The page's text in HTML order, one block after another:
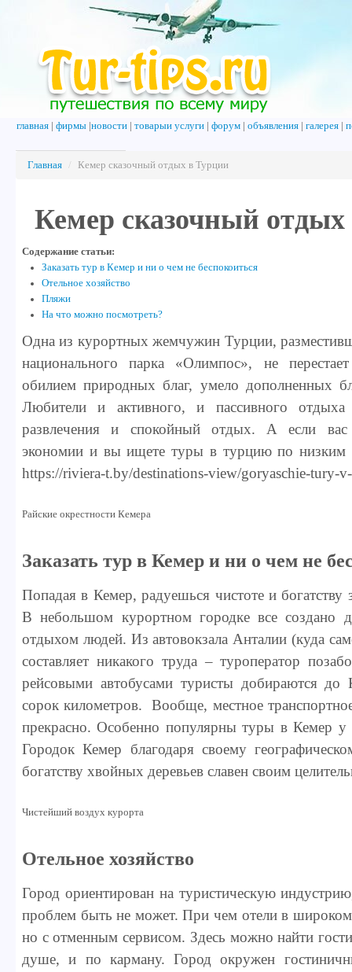
главная фирмы новости товарыи услуги форум объявления галерея
Главная / Кемер сказочный отдых в Турции
Кемер сказочный
Содержание статьи:
Заказать тур в Кемер и ни о чем не беспокоиться
Отельное хозяйство
Пляжи
На что можно посмотреть?
Одна из курортных жемчужин Турции,
национального парка «Олимпос», не
обилием природных благ, умело дополненных
Любители и активного, и пассивного отдыха
развлечения и спокойный отдых. А если вас
экономии и вы ищете туры в турцию по низким
https://riviera-t.by/destinations-view/goryaschie-tury-
Райские окрестности Кемера
Заказать тур в Кемер и ни о чем не
Попадая в Кемер, радуешься чистоте и богатству
В небольшом курортном городке все создано
отдыхом людей. Из автовокзала Анталии (куда
составляет никакого труда – туроператор
рейсовыми автобусами туристы добираются до
сорок километров. Вообще, местное
прекрасно. Особенно популярны туры в Кемер у
Городок Кемер благодаря своему
богатству хвойных деревьев славен своим
Чистейший воздух курорта
Отельное хозяйство
Город ориентирован на туристическую
проблем быть не может. При чем отели в
но с отменным сервисом. Здесь можно найти
душе, и по карману. Город окружен